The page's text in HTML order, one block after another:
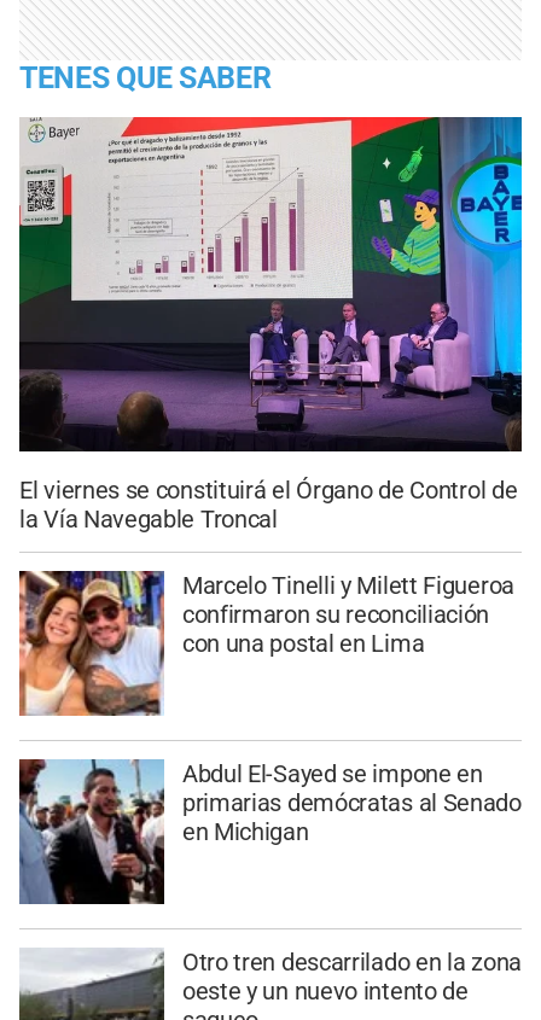
TENES QUE SABER
El viernes se constituirá el Órgano de Control de
la Vía Navegable Troncal
Marcelo Tinelli y Milett Figueroa
confirmaron su reconciliación
con una postal en Lima
Abdul El-Sayed se impone en
primarias demócratas al Senado
en Michigan
Otro tren descarrilado en la zona
oeste y un nuevo intento de